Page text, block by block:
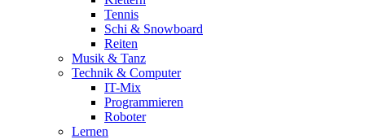
Tennis
Schi & Snowboard
Reiten
Musik & Tanz
Technik & Computer
IT-Mix
Programmieren
Roboter
Lernen